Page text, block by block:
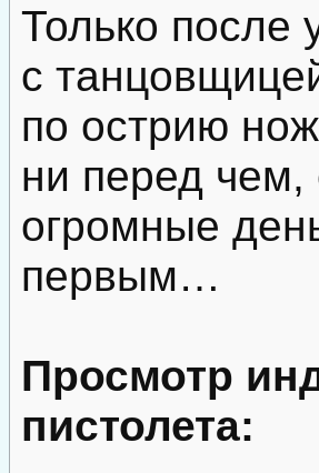
Только после
с
по острию
ни перед чем,
огромные
первым…
Просмотр
пистолета: